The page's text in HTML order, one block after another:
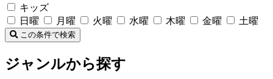
キッズ
日曜
月曜 火曜 水曜 木曜 金曜 土曜
この条件で検索
ジャンルから探す